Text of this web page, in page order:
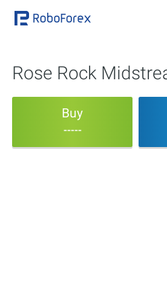
Rose Rock
Buy
-----